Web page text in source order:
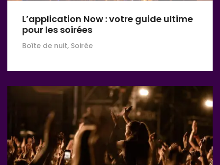
L’application Now : votre guide ultime
pour les soirées
Boîte de nuit, Soirée